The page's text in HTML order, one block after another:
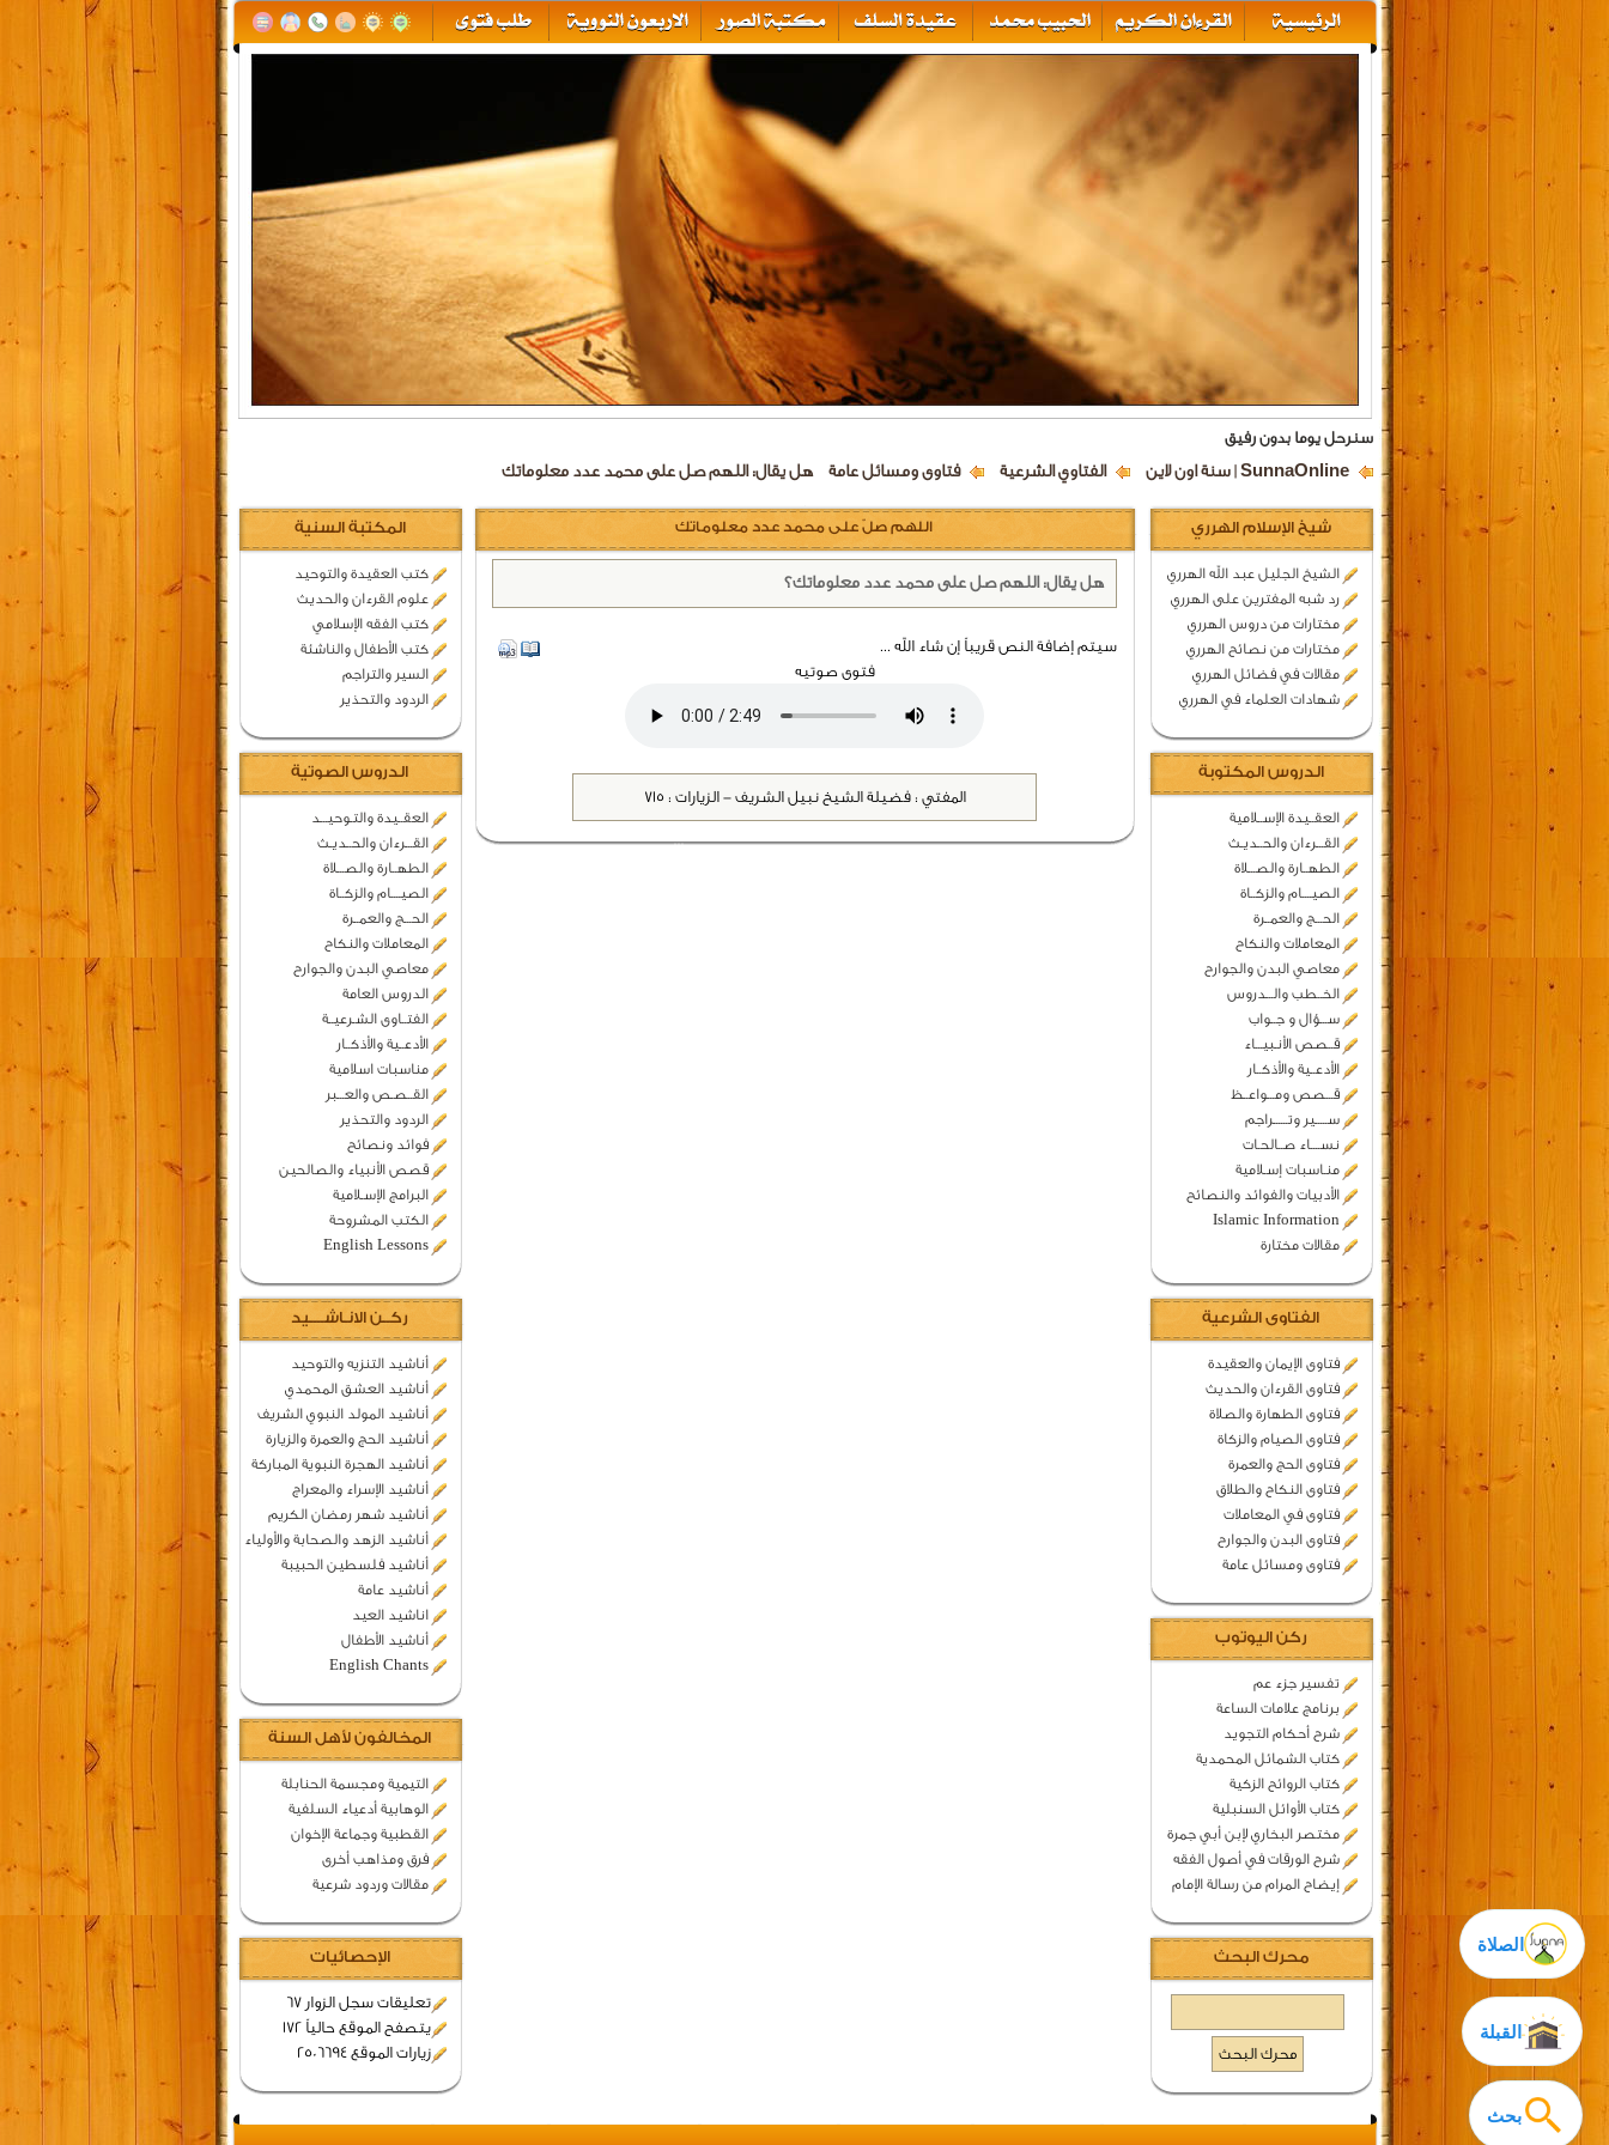
سنرحل يوما بدون رفيق
SunnaOnline | سنة اون لاين الفتاوي الشرعية فتاوى ومسائل عامة هل يقال: اللهم صل على محمد عدد معلوماتك
بحث
الصلاة
شيخ الإسلام الهرري
الشيخ الجليل عبد الله الهرري
رد شبه المفترين على الهرري
مختارات من دروس الهرري
مختارات من نصائح الهرري
مقالات في فضائل الهرري
شهادات العلماء في الهرري
الدروس المكتوبة
العقــيدة الإســلامية
القـــرءان والحــديـث
الطهــارة والصـــلاة
الصيــــام والزكــاة
الحـــج والعمــرة
المعاملات والنكاح
معاصي البدن والجوارح
الخــطب والـــدروس
ســـؤال و جــواب
قــصص الأنـبيـــاء
الأدعــية والأذكــار
قـــصص ومـــواعــظ
ســـــير وتــــــراجم
نســــاء صــالحـات
منـاسبات إسـلامية
الأدبيات والفوائد والنصائح
Islamic Information
مقالات مختارة
الفتاوى الشرعية
فتاوى الإيمان والعقيدة
فتاوى القرءان والحديث
فتاوى الطهارة والصلاة
فتاوى الصيام والزكاة
فتاوى الحج والعمرة
فتاوى النكاح والطلاق
فتاوى في المعاملات
فتاوى البدن والجوارح
فتاوى ومسائل عامة
ركن اليوتوب
تفسير جزء عم
برنامج علامات الساعة
شرح أحكام التجويد
كتاب الشمائل المحمدية
كتاب الروائح الزكية
كتاب الأوائل السنبلية
مختصر البخاري لإبن أبي جمرة
شرح الورقات في أصول الفقه
إيضاح المرام من رسالة الإمام
محرك البحث
القبلة
المكتبة السنية
كتب العقيدة والتوحيد
علوم القرءان والحديث
كتب الفقه الإسلامي
كتب الأطفال والناشئة
السير والتراجم
الردود والتحذير
الدروس الصوتية
العقــيدة والتـوحيـــد
القـــرءان والحــديـث
الطهــارة والصـــلاة
الصيــــام والزكــاة
الحـــج والعمــرة
المعاملات والنكاح
معاصي البدن والجوارح
الدروس العامة
الفتــاوى الشـرعيــة
الأدعــية والأذكــار
مناسبات اسلامية
القــصـص والعـــبر
الردود والتحذير
فوائد ونصائح
قصص الأنبياء والصالحين
البرامج الإسـلامية
الكتب المشروحة
English Lessons
ركــن الانـاشــــيد
أناشيد التنزيه والتوحيد
أناشيد العشق المحمدي
أناشيد المولد النبوي الشريف
أناشيد الحج والعمرة والزيارة
أناشيد الهجرة النبوية المباركة
أناشيد الإسراء والمعراج
أناشيد شهر رمضان الكريم
أناشيد الزهد والصحابة والأولياء
أناشيد فلسطين الحبيبة
أناشيد عامة
اناشيد العيد
أناشيد الأطفال
English Chants
المخالفون لأهل السنة
التيمية ومجسمة الحنابلة
الوهابية أدعياء السلفية
القطبية وجماعة الإخوان
فرق ومذاهب أخرى
مقالات وردود شرعية
الإحصائيات
تعليقات سجل الزوار 67
يتصفح الموقع حالياً 172
زيارات الموقع 2506694
اللهم صلّ على محمد عدد معلوماتك
هل يقال: اللهم صل على محمد عدد معلوماتك؟
سيتم إضافة النص قريباً إن شاء الله ...
فتوى صوتيه
المفتي : فضيلة الشيخ نبيل الشريف - الزيارات : 715